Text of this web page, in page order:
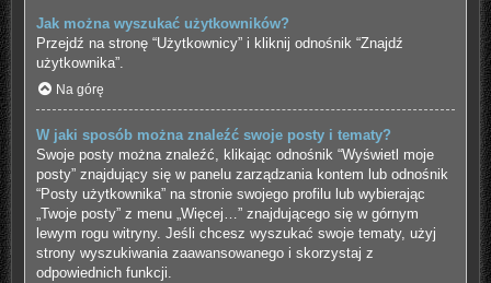
Jak można wyszukać użytkowników?
Przejdź na stronę “Użytkownicy” i kliknij odnośnik “Znajdź
użytkownika”.
Na górę
W jaki sposób można znaleźć swoje posty i tematy?
Swoje posty można znaleźć, klikając odnośnik “Wyświetl moje
posty” znajdujący się w panelu zarządzania kontem lub odnośnik
“Posty użytkownika” na stronie swojego profilu lub wybierając
„Twoje posty” z menu „Więcej…” znajdującego się w górnym
lewym rogu witryny. Jeśli chcesz wyszukać swoje tematy, użyj
strony wyszukiwania zaawansowanego i skorzystaj z
odpowiednich funkcji.